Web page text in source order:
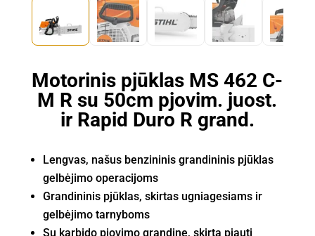
Motorinis pjūklas MS 462 C-
M R su 50cm pjovim. juost.
ir Rapid Duro R grand.
Lengvas, našus benzininis grandininis pjūklas
gelbėjimo operacijoms
Grandininis pjūklas, skirtas ugniagesiams ir
gelbėjimo tarnyboms
Su karbido pjovimo grandine, skirta pjauti